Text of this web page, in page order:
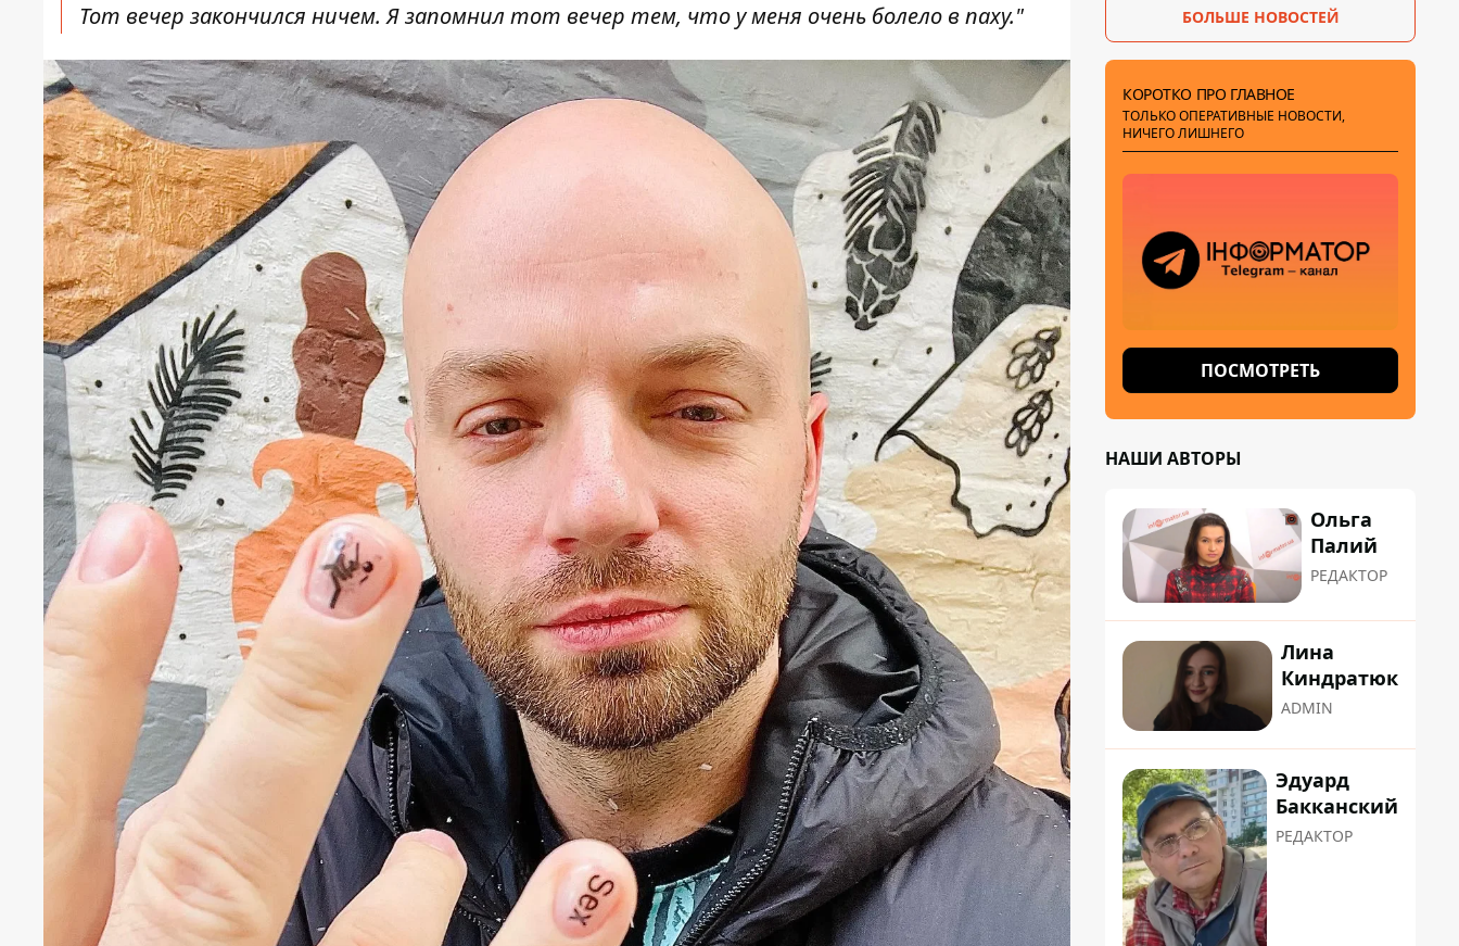
Тот вечер закончился ничем. Я запомнил тот вечер тем, что у меня очень болело в паху."
БОЛЬШЕ НОВОСТЕЙ
КОРОТКО ПРО ГЛАВНОЕ
ТОЛЬКО ОПЕРАТИВНЫЕ НОВОСТИ,
НИЧЕГО ЛИШНЕГО
ПОСМОТРЕТЬ
НАШИ АВТОРЫ
Ольга
Палий
РЕДАКТОР
Лина
Киндратюк
ADMIN
Эдуард
Бакканский
РЕДАКТОР